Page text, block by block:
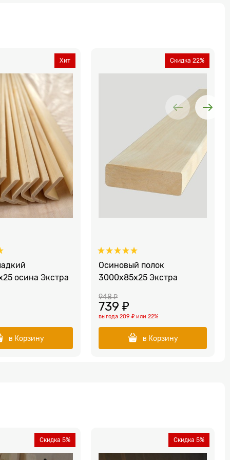
осина Экстра
Хит
в Корзину
Осиновый полок
3000x85x25 Экстра
Скидка 22%
948 ₽
739 ₽
выгода209 ₽ или22%
в Корзину
Скидка 5% Скидка 5%